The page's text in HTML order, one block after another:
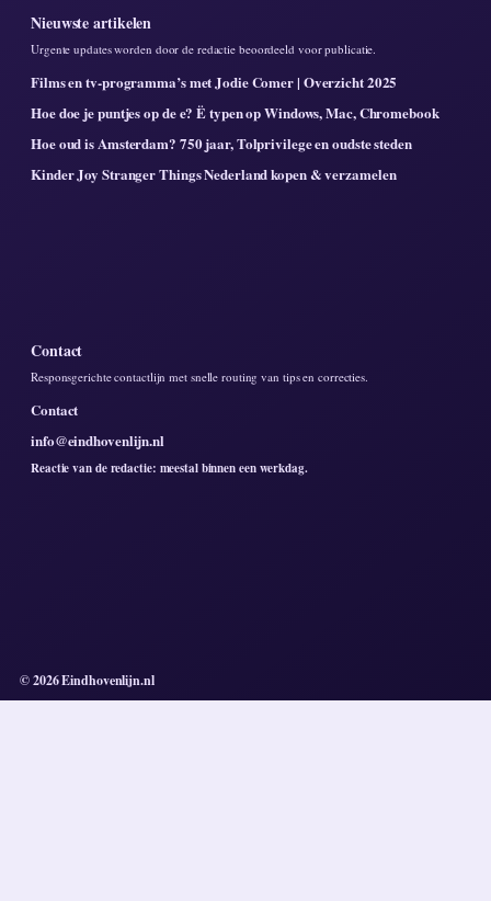
Nieuwste artikelen
Urgente updates worden door de redactie beoordeeld voor publicatie.
Films en tv-programma’s met Jodie Comer | Overzicht 2025
Hoe doe je puntjes op de e? Ë typen op Windows, Mac, Chromebook
Hoe oud is Amsterdam? 750 jaar, Tolprivilege en oudste steden
Kinder Joy Stranger Things Nederland kopen & verzamelen
Contact
Responsgerichte contactlijn met snelle routing van tips en correcties.
Contact
info@eindhovenlijn.nl
Reactie van de redactie: meestal binnen een werkdag.
© 2026 Eindhovenlijn.nl